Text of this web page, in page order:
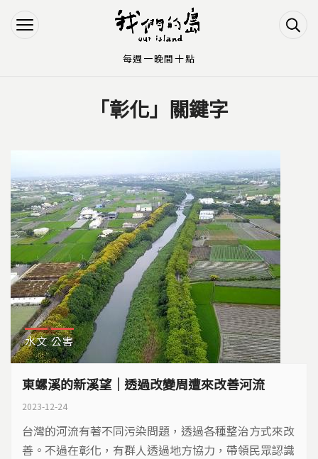
Jump to Navigation
Jump to Main content
「彰化」關鍵字
水文 公害
東螺溪的新溪望｜透過改變周遭來改善河流
2023-12-24
台灣的河流有著不同污染問題，透過各種整治方式來改
善。不過在彰化，有群人透過地方協力，帶領民眾認識
每週一晚間十點